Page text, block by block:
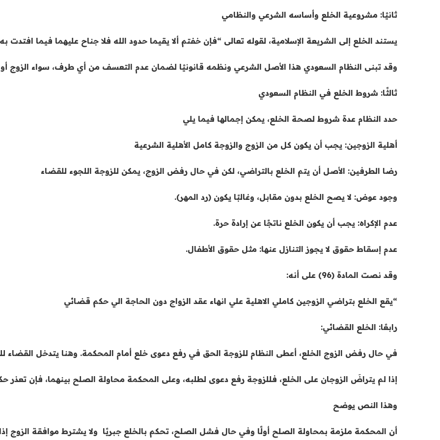
ثانيًا: مشروعية الخلع وأساسه الشرعي والنظامي
يستند الخلع إلى الشريعة الإسلامية، لقوله تعالى “فإن خفتم ألا يقيما حدود الله فلا جناح عليهما فيما افتدت
وقد تبنى النظام السعودي هذا الأصل الشرعي ونظمه قانونيًا لضمان عدم التعسف من أي طرف، سواء الزوج أو
ثالثًا: شروط الخلع في النظام السعودي
حدد النظام عدة شروط لصحة الخلع، يمكن إجمالها فيما يلي
أهلية الزوجين: يجب أن يكون كل من الزوج والزوجة كامل الأهلية الشرعية
رضا الطرفين: الأصل أن يتم الخلع بالتراضي، لكن في حال رفض الزوج، يمكن للزوجة اللجوء للقضاء
وجود عوض: لا يصح الخلع بدون مقابل، وغالبًا يكون (رد المهر).
عدم الإكراه: يجب أن يكون الخلع ناتجًا عن إرادة حرة.
عدم إسقاط حقوق لا يجوز التنازل عنها: مثل حقوق الأطفال.
وقد نصت المادة (96) على أنه:
“يقع الخلع بتراضي الزوجين كاملي الاهلية علي انهاء عقد الزواج دون الحاجة الي حكم قضائي
رابعًا: الخلع القضائي:
في حال رفض الزوج الخلع، أعطى النظام للزوجة الحق في رفع دعوى خلع أمام المحكمة. وهنا يتدخل القضاء
إذا لم يتراضَ الزوجان على الخلع، فللزوجة رفع دعوى لطلبه، وعلى المحكمة محاولة الصلح بينهما، فإن تعذر
وهذا النص يوضح
أن المحكمة ملزمة بمحاولة الصلح أولًا وفي حال فشل الصلح، تحكم بالخلع جبريًا ولا يشترط موافقة الزوج إذا